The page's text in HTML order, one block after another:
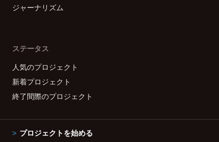
ジャーナリズム
ステータス
人気のプロジェクト
新着プロジェクト
終了間際のプロジェクト
プロジェクトを始める